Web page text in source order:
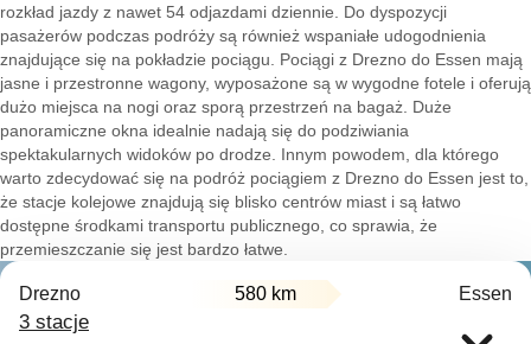
rozkład jazdy z nawet 54 odjazdami dziennie. Do dyspozycji
pasażerów podczas podróży są również wspaniałe udogodnienia
znajdujące się na pokładzie pociągu. Pociągi z Drezno do Essen mają
jasne i przestronne wagony, wyposażone są w wygodne fotele i oferują
dużo miejsca na nogi oraz sporą przestrzeń na bagaż. Duże
panoramiczne okna idealnie nadają się do podziwiania
spektakularnych widoków po drodze. Innym powodem, dla którego
warto zdecydować się na podróż pociągiem z Drezno do Essen jest to,
że stacje kolejowe znajdują się blisko centrów miast i są łatwo
dostępne środkami transportu publicznego, co sprawia, że
przemieszczanie się jest bardzo łatwe.
Drezno 580 km Essen
3 stacje